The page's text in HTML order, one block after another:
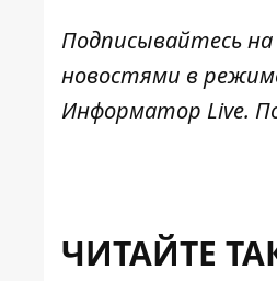
Подписывайтесь
новостями в
Информатор Live.
ЧИТАЙТЕ